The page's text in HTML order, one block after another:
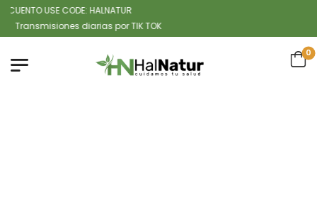
USE CODE: HALNATUR
diarias por TIK TOK
0